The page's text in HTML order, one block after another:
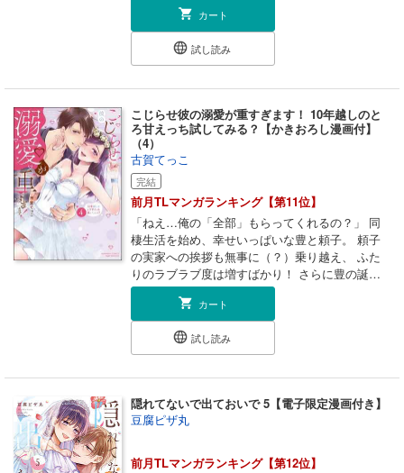
が含まれております。
いるうち、酔った勢いで“満足するまで抱かれて
みたい”と暴露しちゃって…!?「じゃあ…俺で試し
てみる？」初めて見るオトコの顔に胸が高鳴る。
キスも肌に触れる手つきも優しくて、期待して疼
くトコを舐められたら、声が我慢できない…っ。
か考えられなくて、和巳の大きいのでナカを満た
されたら――もう、親友じゃいられない…！
カート
試し読み
こじらせ彼の溺愛が重すぎます！ 10年越しのと
ろ甘えっち試してみる？【かきおろし漫画付】
（4）
古賀てっこ
完結
前月TLマンガランキング【第11位】
「ねえ…俺の「全部」もらってくれるの？」 同
棲生活を始め、幸せいっぱいな豊と頼子。 頼子
の実家への挨拶も無事に（？）乗り越え、 ふた
りのラブラブ度は増すばかり！ さらに豊の誕生
日や家族との食事など ドキドキなイベントは続
き、 自然と将来の話をすることも増えてき
て…。 その一方、兄と会ってからどこか様子が
おかしい豊に 頼子は不安を感じるけれど――？
【初恋10年熟成カレ】×【ムッツリOL】 カラダ
から始まった濃厚再会ラブ、いよいよクライマッ
クス♪ 幸せ絶頂SP描き下ろし漫画『噛みしめす
ぎです、豊さん！』も収録♪
カート
試し読み
隠れてないで出ておいで 5【電子限定漫画付き】
豆腐ピザ丸
前月TLマンガランキング【第12位】